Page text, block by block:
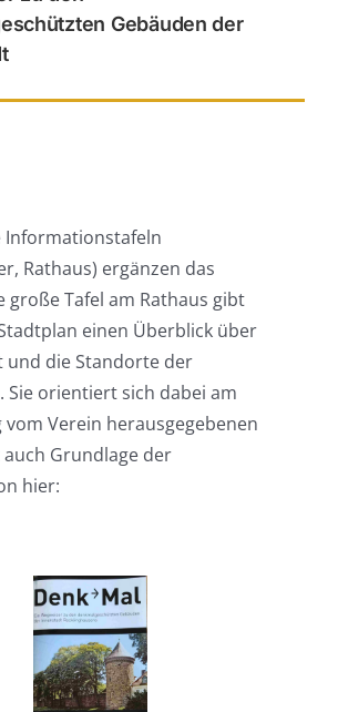
Gebäuden der
Informationstafeln
Rathaus) ergänzen das
große Tafel am Rathaus gibt
einen Überblick über
und die Standorte der
Sie orientiert sich dabei am
vom Verein herausgegebenen
auch Grundlage der
hier: